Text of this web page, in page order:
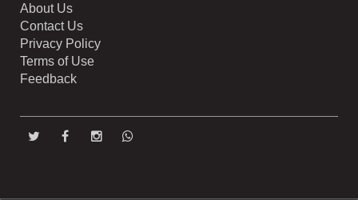
About Us
Contact Us
Privacy Policy
Terms of Use
Feedback